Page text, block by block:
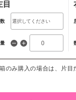
目
のみ購入の場合は、片目